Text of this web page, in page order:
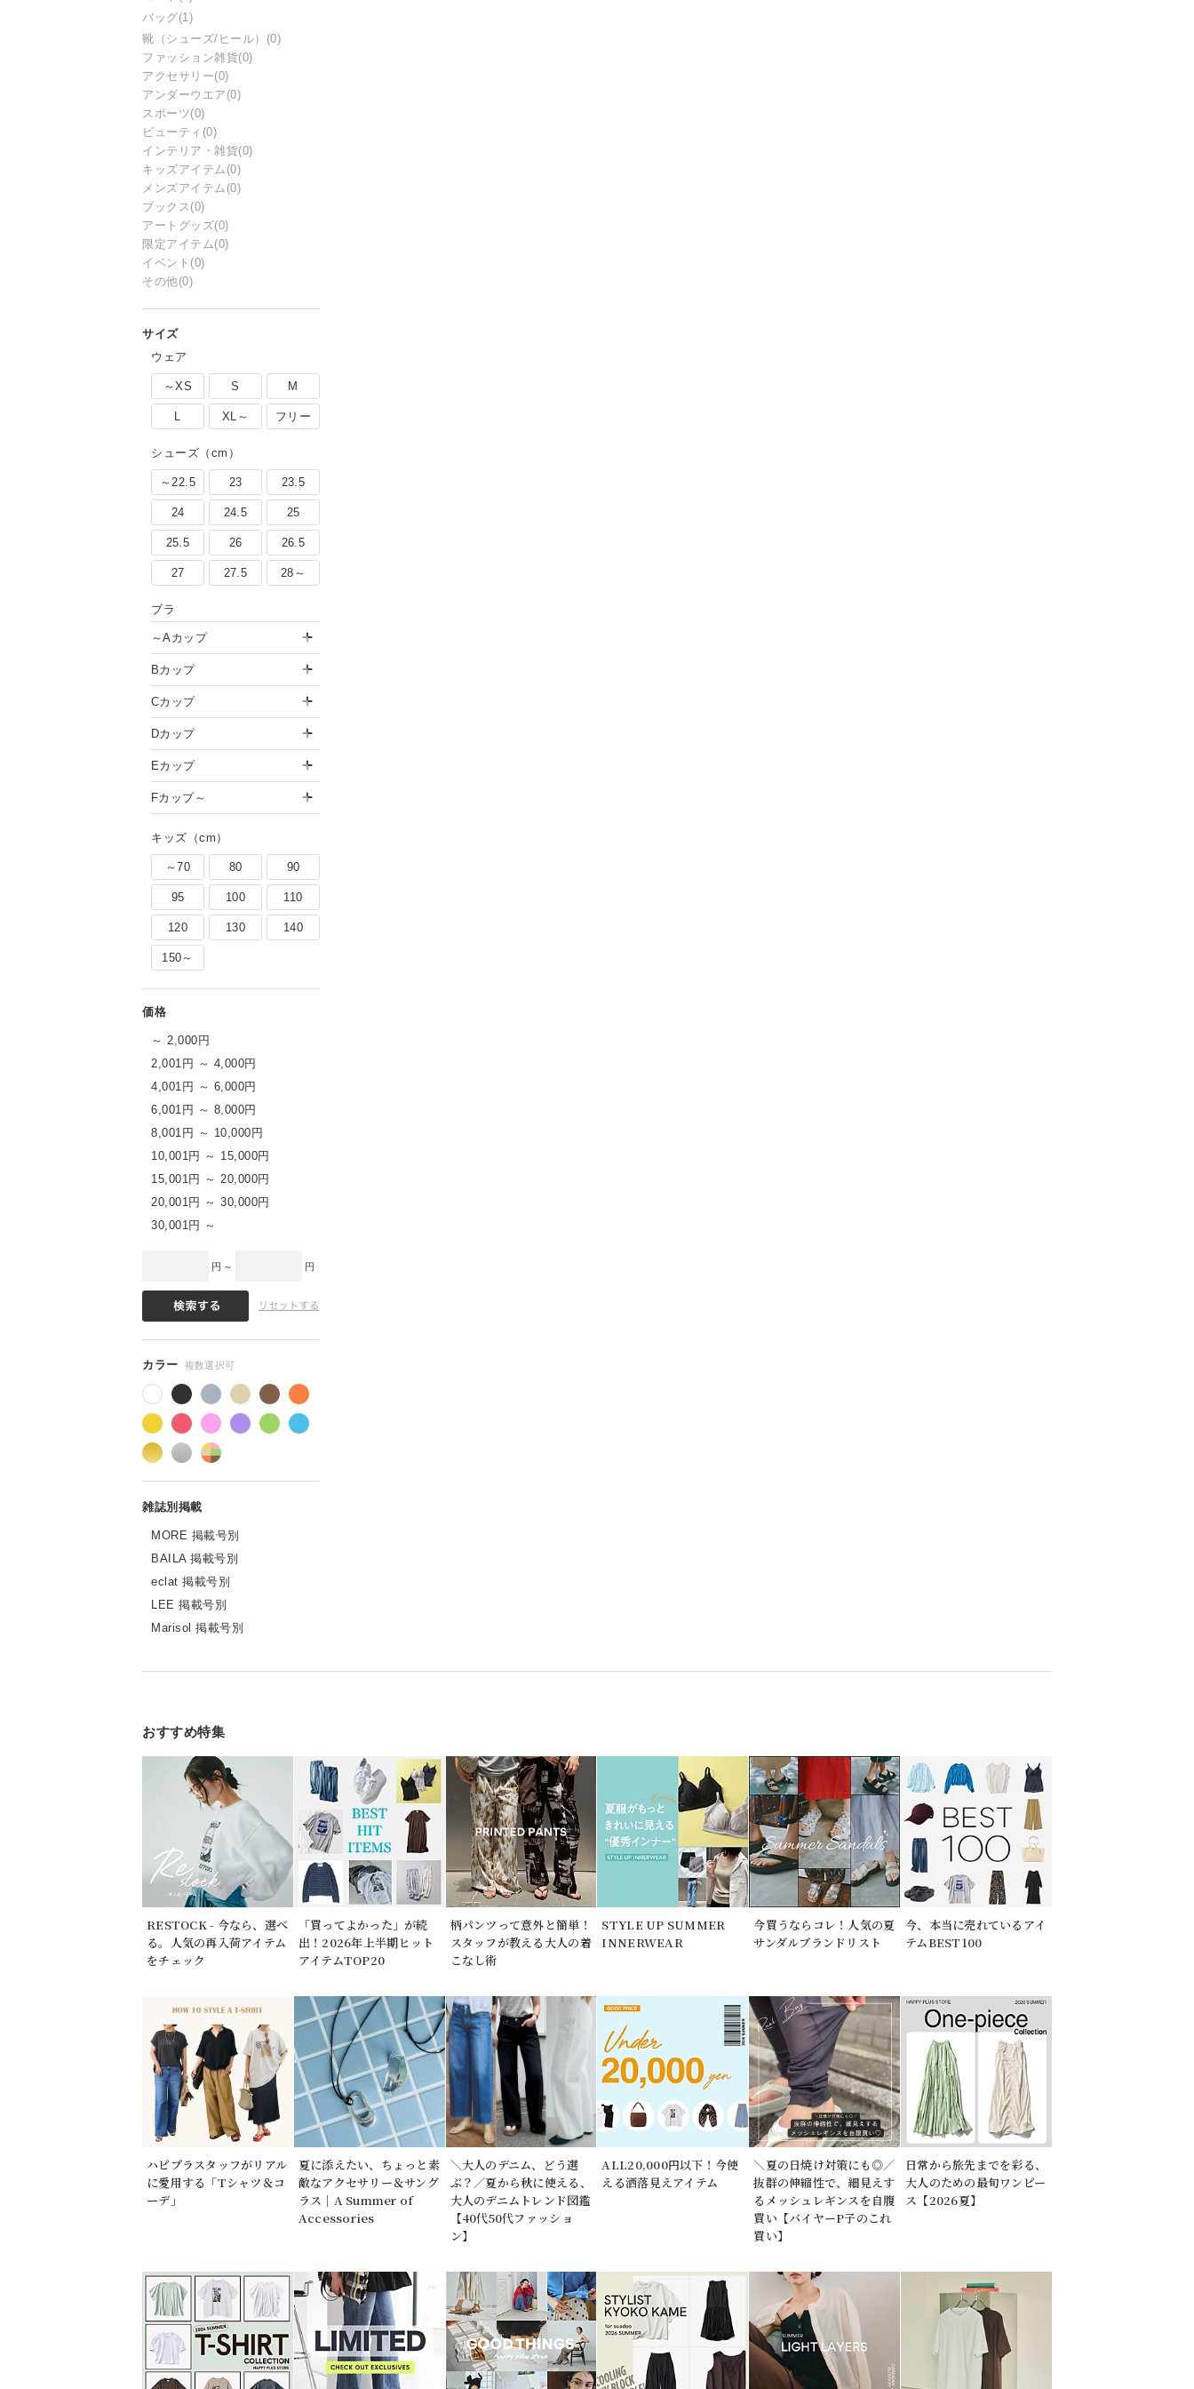
バッグ(1)
靴（シューズ/ヒール） (0)
ファッション雑貨(0)
アクセサリー(0)
アンダーウエア (0)
スポーツ(0)
ビューティ (0)
インテリア・雑貨(0)
キッズアイテム (0)
メンズアイテム (0)
ブックス (0)
アートグッズ(0)
限定アイテム(0)
イベント (0)
その他(0)
ウェア
～XS S M
L XL～ フリー
シューズ（cm）
～22.5 23 23.5
24 24.5 25
25.5 26 26.5
27 27.5 28～
ブラ
～Aカップ
Bカップ
Cカップ
Dカップ
Eカップ
Fカップ～
キッズ（cm）
～70 80 90
95 100 110
120 130 140
150～
～ 2,000円
2,001円 ～ 4,000円
4,001円 ～ 6,000円
6,001円 ～ 8,000円
8,001円 ～ 10,000円
10,001円 ～ 15,000円
15,001円 ～ 20,000円
20,001円 ～ 30,000円
30,001円 ～
円 ～ 円
MORE 掲載号別
BAILA 掲載号別
eclat 掲載号別
LEE 掲載号別
Marisol 掲載号別
おすすめ特集
RESTOCK - 今なら、選べ
る。人気の再入荷アイテム
をチェック
「買ってよかった」が続
出！2026年上半期ヒット
アイテムTOP20
柄パンツって意外と簡単！
スタッフが教える大人の着
こなし術
STYLE UP SUMMER
INNERWEAR
今買うならコレ！人気の夏
サンダルブランドリスト
今、本当に売れているアイ
テムBEST100
ハピプラスタッフがリアル
に愛用する「Tシャツ＆コ
ーデ」
夏に添えたい、ちょっと素
敵なアクセサリー＆サング
ラス｜A Summer of
Accessories
＼大人のデニム、どう選
ぶ？／夏から秋に使える、
大人のデニムトレンド図鑑
【40代50代ファッショ
ン】
ALL20,000円以下！今使
える洒落見えアイテム
＼夏の日焼け対策にも◎／
抜群の伸縮性で、細見えす
るメッシュレギンスを自腹
買い【バイヤーP子のこれ
買い】
日常から旅先までを彩る、
大人のための最旬ワンピー
ス【2026夏】